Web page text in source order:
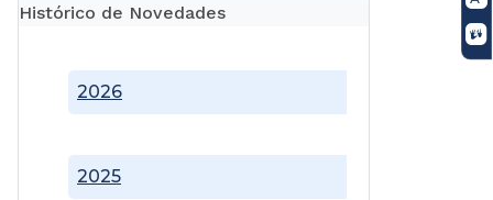
Histórico de Novedades
2025
2026